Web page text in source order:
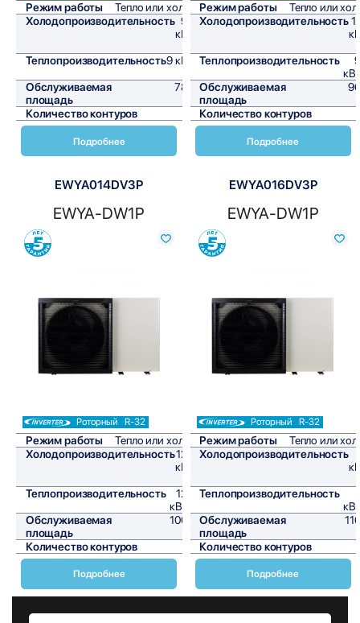
Режим работы
Тепло или холод
Холодопроизводительность 9,4
кВт/
Теплопроизводительность9 кВт/
Обслуживаемая
площадь
78,3
Количество контуров
Подробнее
Режим работы
Тепло или
Холодопроизводительность
Теплопроизводительность
Обслуживаемая
площадь
Количество контуров
Подробнее
EWYA014DV3P
EWYA-DW1P
Сравнить
Роторный R-32
Режим работы
Тепло или холод
Холодопроизводительность12,8
кВт/
Теплопроизводительность
12,5
кВт/ч
Обслуживаемая
площадь
106,7
Количество контуров
Подробнее
EWYA016DV3P
EWYA-DW1P
Сравнить
Роторный R-32
Режим работы
Тепло или
Холодопроизводительность
Теплопроизводительность
Обслуживаемая
площадь
Количество контуров
Подробнее